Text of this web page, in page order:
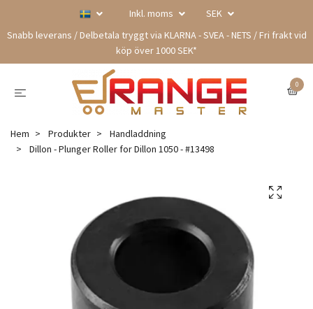
Inkl. moms
SEK
Snabb leverans / Delbetala tryggt via KLARNA - SVEA - NETS / Fri frakt vid
köp över 1000 SEK*
0
Hem Produkter
Handladdning
Dillon - Plunger Roller for Dillon 1050 - #13498